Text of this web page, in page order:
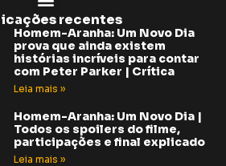
recentes
Homem-Aranha: Um Novo Dia
prova que ainda existem
histórias incríveis para contar
com Peter Parker | Crítica
Leia mais »
Homem-Aranha: Um Novo Dia |
Todos os spoilers do filme,
participações e final explicado
Leia mais »